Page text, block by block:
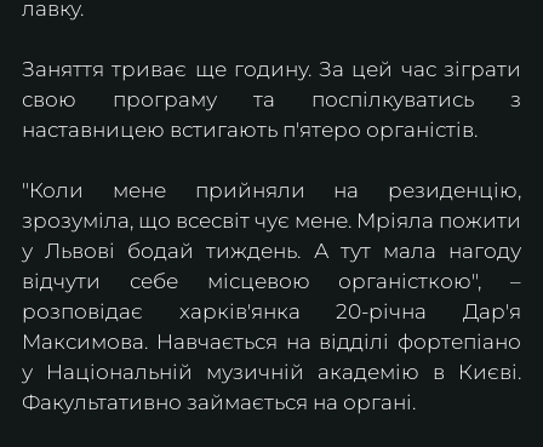
лавку.
Заняття триває ще годину. За цей час зіграти
свою програму та поспілкуватись з
наставницею встигають п'ятеро органістів.
"Коли мене прийняли на резиденцію,
зрозуміла, що всесвіт чує мене. Мріяла пожити
у Львові бодай тиждень. А тут мала нагоду
відчути себе місцевою органісткою", –
розповідає харків'янка 20-річна Дар'я
Максимова. Навчається на відділі фортепіано
у Національній музичній академію в Києві.
Факультативно займається на органі.